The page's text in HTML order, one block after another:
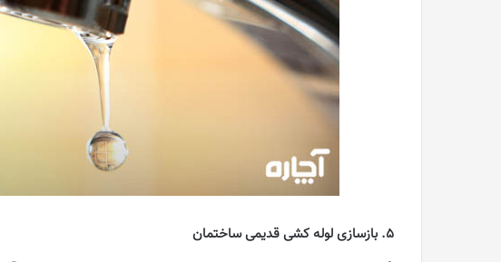
5. بازسازی لوله‌ کشی‌ قدیمی ساختمان